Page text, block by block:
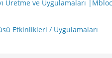
Üretme ve Uygulamaları
Etkinlikleri / Uygulamaları